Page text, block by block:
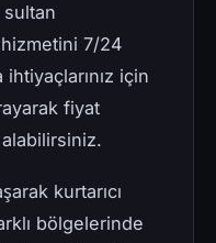
hizmetini 7/24
için
fiyat
kurtarıcı
bölgelerinde